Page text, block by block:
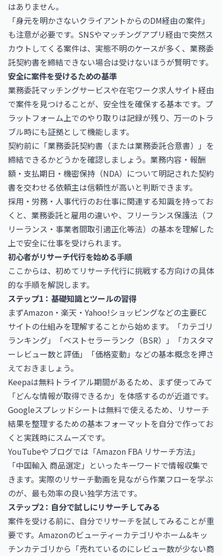
はありません。
「身元を明かさないクライアントからのDM経由の案件」
も注意が必要です。SNSやマッチングアプリ経由で突然ス
カウトしてくる案件は、実態不明のケースが多く、業務委
託契約書を締結できない場合は受けないほうが賢明です。
安全に案件を受けるための基準
業務委託マッチングサービスや在宅ワーク求人サイト経由
で案件を見つけることが、安全性を確保する基本です。プ
ラットフォーム上でのやり取りは記録が残り、万一のトラ
ブル時にも証拠として機能します。
契約前に「業務委託契約書（または業務委託合意書）」を
締結できるかどうかを確認しましょう。業務内容・報酬
額・支払期日・機密保持（NDA）について明記された契約
書を交わせる依頼主は信頼性が高いと判断できます。
採用・労務・人事代行のお仕事に関連する知識を持ってお
くと、業務委託と雇用の違いや、フリーランス保護法（フ
リーランス・事業者間取引適正化等法）の基本を理解した
上で安全に仕事を受けられます。
初心者がリサーチ代行を始める手順
ここからは、初めてリサーチ代行に挑戦する方向けの具体
的な手順を解説します。
ステップ1：基礎知識とツールの習得
まずAmazon・楽天・Yahoo!ショッピングなどの主要EC
サイトの仕組みを理解することから始めます。「カテゴリ
ランキング」「ベストセラーランク（BSR）」「カスタマ
ーレビュー数と評価」「価格変動」などの基本概念を押さ
えておきましょう。
Keepaは無料トライアル期間があるため、まず使ってみて
「どんな情報が取得できるか」を体感するのが近道です。
Googleスプレッドシートは無料で使えるため、リサーチ
結果を整理するための基本フォーマットを自分で作ってお
くと実践時にスムーズです。
YouTubeやブログでは「Amazon FBA リサーチ方法」
「中国輸入 商品選定」といったキーワードで情報収集で
きます。実際のリサーチ動画を見ながら作業フローを学ぶ
のが、最も効率の良い独学方法です。
ステップ2：自分で試しにリサーチしてみる
案件を受ける前に、自分でリサーチを試してみることが重
要です。Amazonのビューティーカテゴリやホーム&キッ
チンカテゴリから「売れているのにレビュー数が少ない商